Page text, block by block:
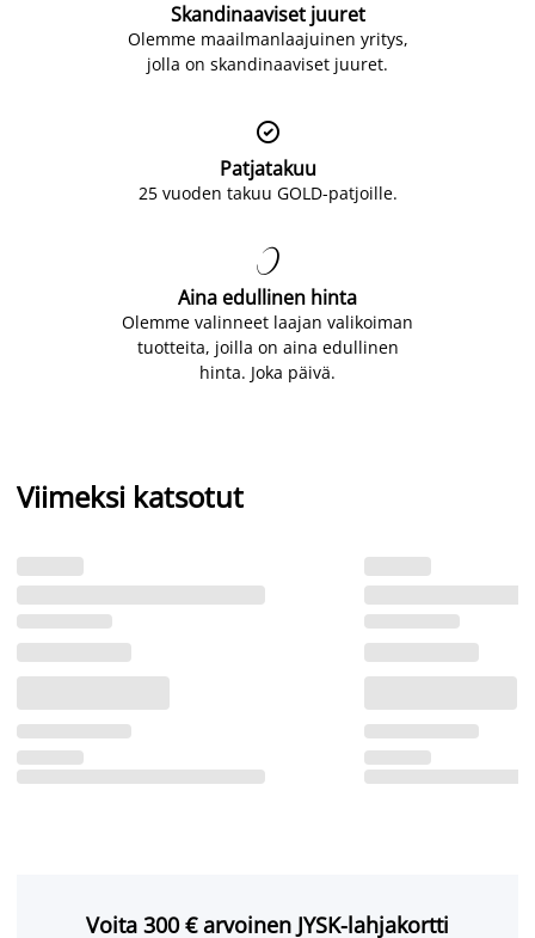
Skandinaaviset juuret
Olemme maailmanlaajuinen yritys,
jolla on skandinaaviset juuret.

Patjatakuu
25 vuoden takuu GOLD-patjoille.

Aina edullinen hinta
Olemme valinneet laajan valikoiman
tuotteita, joilla on aina edullinen
hinta. Joka päivä.
Viimeksi katsotut
Voita 300 € arvoinen JYSK-lahjakortti